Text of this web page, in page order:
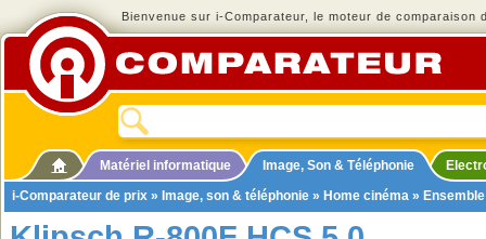
Bienvenue sur i-Comparateur, le moteur de comparaison
Matériel informatique Image, Son & Téléphonie
i-Comparateur de prix » Image, son & téléphonie » Home cinéma »